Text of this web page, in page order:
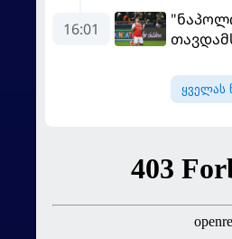
16:01
ყველას